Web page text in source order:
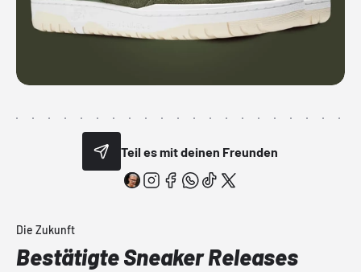
Teil es mit deinen Freunden
Die Zukunft
Bestätigte Sneaker Releases